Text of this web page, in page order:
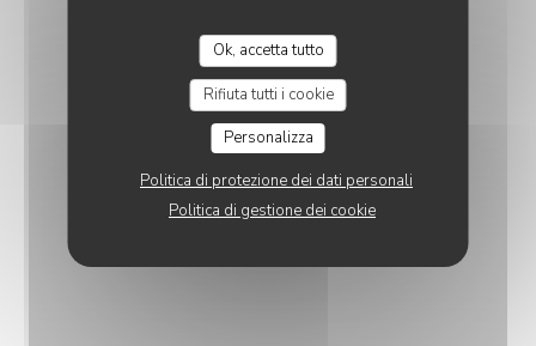
Ok, accetta tutto
Rifiuta tutti i cookie
Personalizza
Politica di protezione dei dati personali
Politica di gestione dei cookie